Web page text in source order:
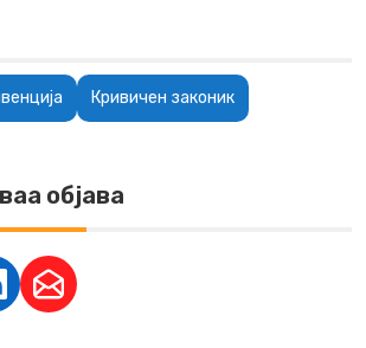
Кривичен законик
објава